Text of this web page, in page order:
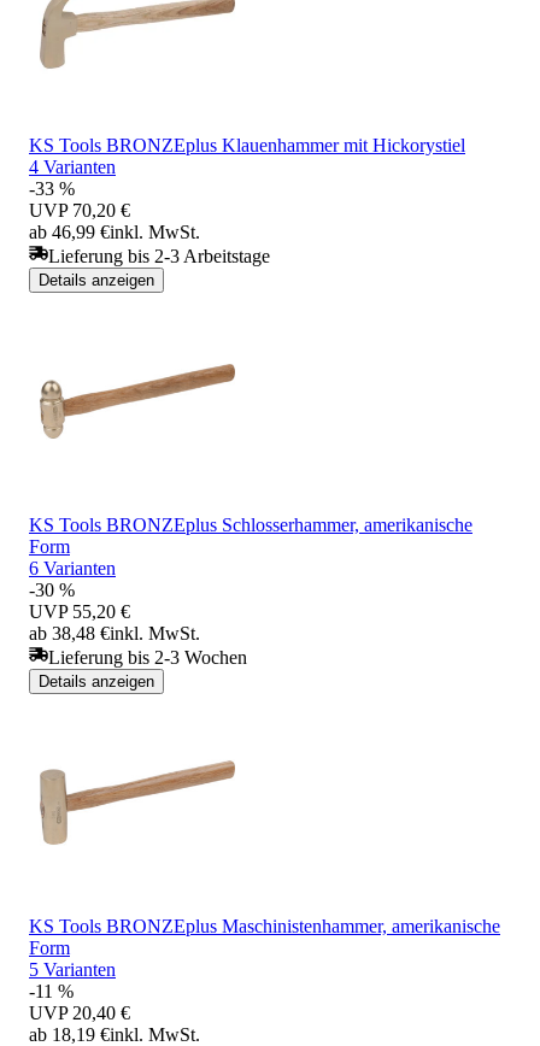
KS Tools BRONZEplus Klauenhammer mit Hickorystiel
4 Varianten
-33 %
UVP 70,20 €
ab 46,99 €inkl. MwSt.
Lieferung bis 2-3 Arbeitstage
Details anzeigen
KS Tools BRONZEplus Schlosserhammer, amerikanische
Form
6 Varianten
-30 %
UVP 55,20 €
ab 38,48 €inkl. MwSt.
Lieferung bis 2-3 Wochen
Details anzeigen
KS Tools BRONZEplus Maschinistenhammer, amerikanische
Form
5 Varianten
-11 %
UVP 20,40 €
ab 18,19 €inkl. MwSt.